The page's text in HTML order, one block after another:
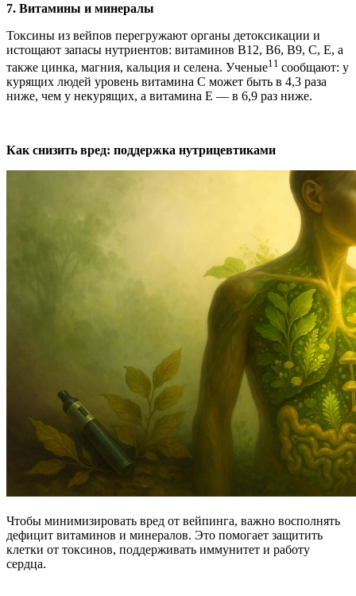
7. Витамины и минералы
Токсины из вейпов перегружают органы детоксикации и
истощают запасы нутриентов: витаминов B12, B6, B9, C, E, а
также цинка, магния, кальция и селена. Ученые11 сообщают: у
курящих людей уровень витамина С может быть в 4,3 раза
ниже, чем у некурящих, а витамина Е — в 6,9 раз ниже.
Как снизить вред: поддержка нутрицевтиками
Чтобы минимизировать вред от вейпинга, важно восполнять
дефицит витаминов и минералов. Это помогает защитить
клетки от токсинов, поддерживать иммунитет и работу
сердца.